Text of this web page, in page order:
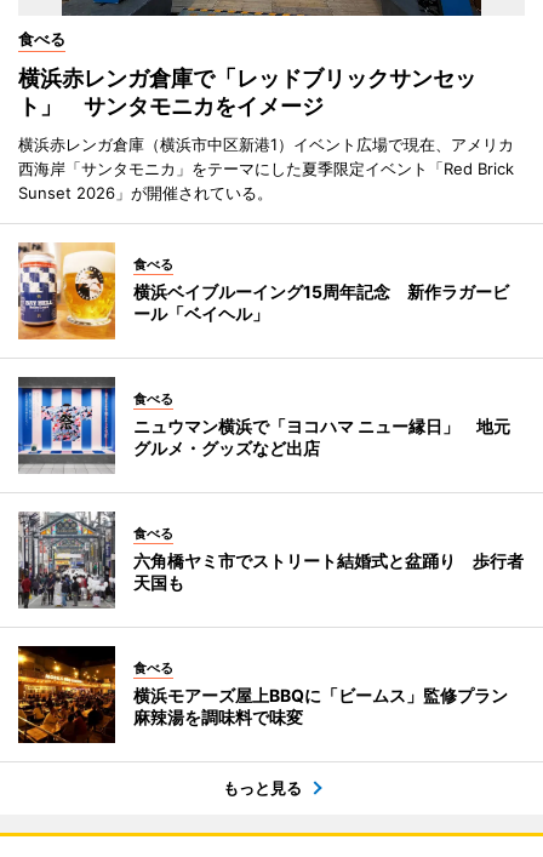
食べる
横浜赤レンガ倉庫で「レッドブリックサンセッ
ト」 サンタモニカをイメージ
横浜赤レンガ倉庫（横浜市中区新港1）イベント広場で現在、アメリカ
西海岸「サンタモニカ」をテーマにした夏季限定イベント「Red Brick
Sunset 2026」が開催されている。
食べる
横浜ベイブルーイング15周年記念 新作ラガービ
ール「ベイヘル」
食べる
ニュウマン横浜で「ヨコハマ ニュー縁日」 地元
グルメ・グッズなど出店
食べる
六角橋ヤミ市でストリート結婚式と盆踊り 歩行者
天国も
食べる
横浜モアーズ屋上BBQに「ビームス」監修プラン
麻辣湯を調味料で味変
もっと見る